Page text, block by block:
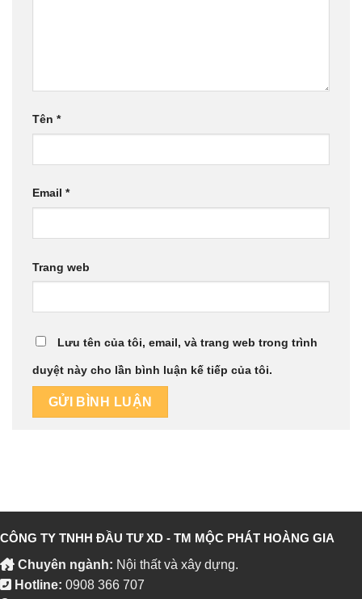
Tên *
Email *
Trang web
Lưu tên của tôi, email, và trang web trong trình
duyệt này cho lần bình luận kế tiếp của tôi.
CÔNG TY TNHH ĐẦU TƯ XD - TM MỘC PHÁT HOÀNG GIA
Chuyên ngành: Nội thất và xây dựng.
Hotline: 0908 366 707